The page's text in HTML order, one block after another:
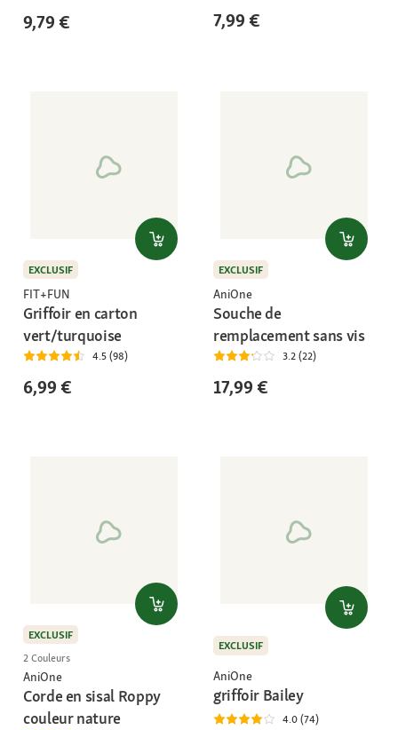
9,79 € 7,99 €
EXCLUSIF
FIT+FUN
Griffoir en carton
vert/turquoise
4.5 (98)
6,99 €
EXCLUSIF
AniOne
Souche de
remplacement sans vis
3.2 (22)
17,99 €
EXCLUSIF
2 Couleurs
AniOne
Corde en sisal Roppy
couleur nature
EXCLUSIF
AniOne
griffoir Bailey
4.0 (74)